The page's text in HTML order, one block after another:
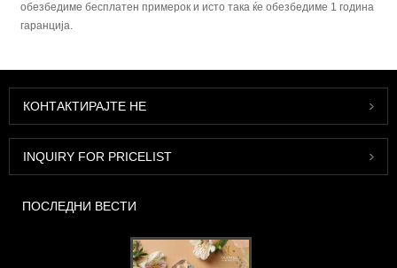
обезбедиме бесплатен примерок и исто така ќе обезбедиме 1 година
гаранција.
КОНТАКТИРАЈТЕ НЕ
INQUIRY FOR PRICELIST
ПОСЛЕДНИ ВЕСТИ